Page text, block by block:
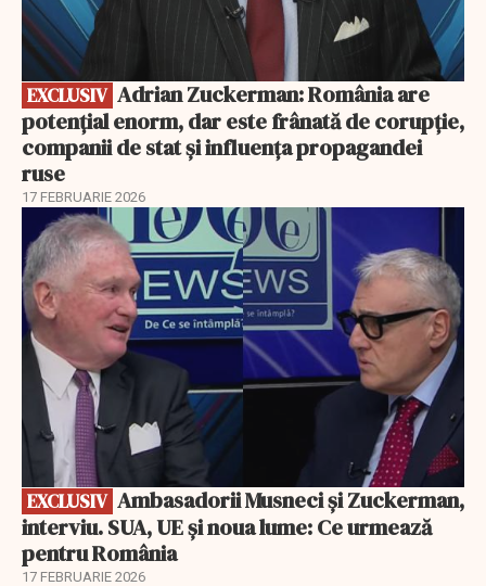
EXCLUSIV
potențial enorm, dar este frânată de corupție,
companii de stat și influența propagandei
ruse
17 FEBRUARIE 2026
EXCLUSIV
EXCLUSIV
interviu. SUA, UE și noua lume: Ce urmează
pentru România
17 FEBRUARIE 2026